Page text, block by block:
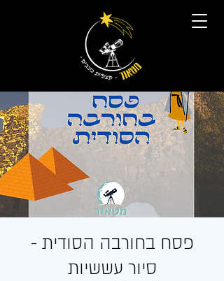
פסח בחורבה הסודית -
סיור עששיות